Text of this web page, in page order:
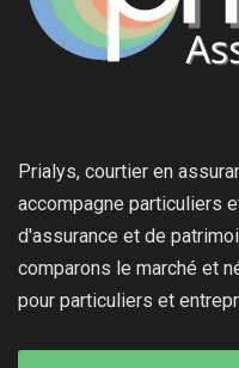
Prialys, courtier en
accompagne particuliers
d'assurance et de
comparons le marché et
pour particuliers et